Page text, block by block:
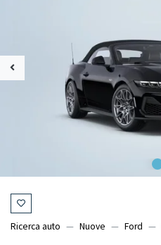
Ricerca auto Nuove Ford